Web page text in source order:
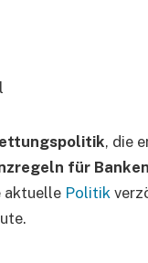
, die
für Banken
aktuelle Politik